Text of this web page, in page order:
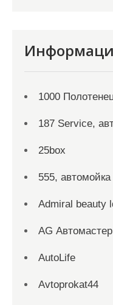
1000
187 Service,
25box
555, автомойка
Admiral beauty
AG Автомастер
AutoLife
Avtoprokat44